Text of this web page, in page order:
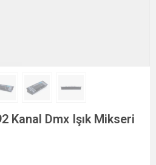
Kanal Dmx Işık Mikseri